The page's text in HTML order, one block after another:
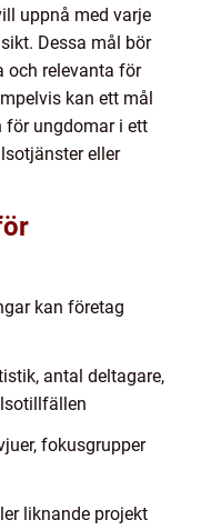
uppnå med varje
Dessa mål bör
och relevanta för
kan ett mål
ungdomar i ett
eller
kan företag
antal deltagare,
fokusgrupper
liknande projekt